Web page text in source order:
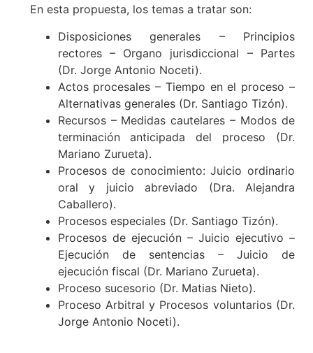
En esta propuesta, los temas a tratar son:
Disposiciones generales – Principios
rectores – Organo jurisdiccional – Partes
(Dr. Jorge Antonio Noceti).
Actos procesales – Tiempo en el proceso –
Alternativas generales (Dr. Santiago Tizón).
Recursos – Medidas cautelares – Modos de
terminación anticipada del proceso (Dr.
Mariano Zurueta).
Procesos de conocimiento: Juicio ordinario
oral y juicio abreviado (Dra. Alejandra
Caballero).
Procesos especiales (Dr. Santiago Tizón).
Procesos de ejecución – Juicio ejecutivo –
Ejecución de sentencias – Juicio de
ejecución fiscal (Dr. Mariano Zurueta).
Proceso sucesorio (Dr. Matias Nieto).
Proceso Arbitral y Procesos voluntarios (Dr.
Jorge Antonio Noceti).